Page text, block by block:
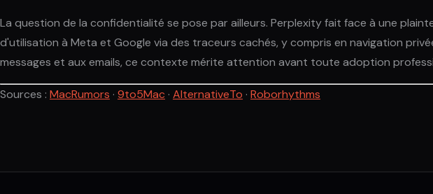
La question de la confidentialité se pose par ailleurs. Perplexity fait face à une
d'utilisation à Meta et Google via des traceurs cachés, y compris en navigation
messages et aux emails, ce contexte mérite attention avant toute adoption
Sources : MacRumors · 9to5Mac · AlternativeTo · Roborhythms